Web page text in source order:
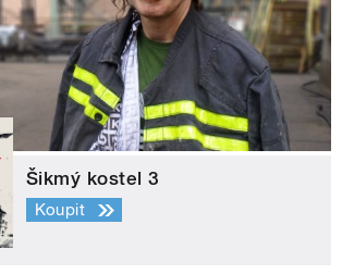
Šikmý kostel 3
Koupit